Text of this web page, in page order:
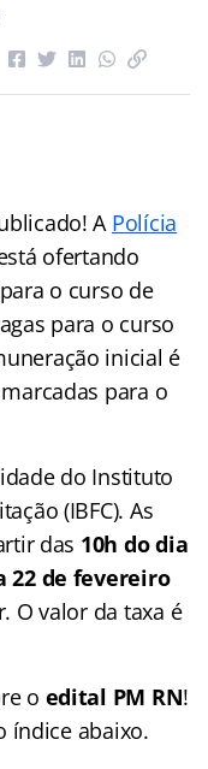
A Polícia
ofertando
o curso de
para o curso
inicial é
para o
do Instituto
(IBFC). As
das 10h do dia
22 de fevereiro
O valor da taxa é
o edital PM RN!
índice abaixo.